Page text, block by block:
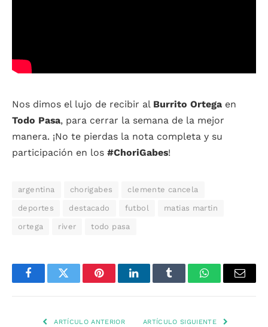
Nos dimos el lujo de recibir al Burrito Ortega en
Todo Pasa, para cerrar la semana de la mejor
manera. ¡No te pierdas la nota completa y su
participación en los #ChoriGabes!
argentina chorigabes clemente cancela
deportes destacado futbol matias martin
ortega river todo pasa
FacebookTwitter PinterestLinkedInTumblr WhatsAppEmail
ARTÍCULO ANTERIOR ARTÍCULO SIGUIENTE